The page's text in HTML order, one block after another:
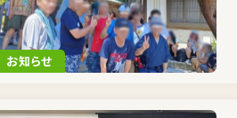
お知らせ